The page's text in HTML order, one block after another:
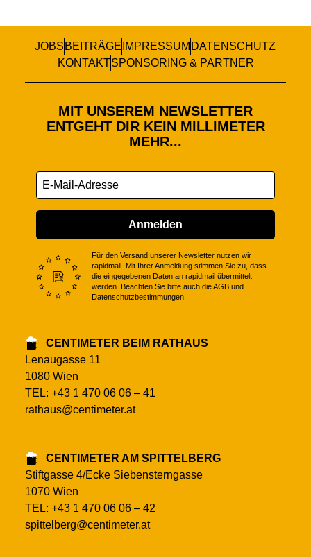
JOBS BEITRÄGE IMPRESSUM DATENSCHUTZ
KONTAKTSPONSORING & PARTNER
MIT UNSEREM NEWSLETTER
ENTGEHT DIR KEIN MILLIMETER
MEHR...
Anmelden
Für den Versand unserer Newsletter nutzen wir
rapidmail. Mit Ihrer Anmeldung stimmen Sie zu, dass
die eingegebenen Daten an rapidmail übermittelt
werden. Beachten Sie bitte auch die AGB und
Datenschutzbestimmungen.
CENTIMETER BEIM RATHAUS
Lenaugasse 11
1080 Wien
TEL: +43 1 470 06 06 – 41
rathaus@centimeter.at
CENTIMETER AM SPITTELBERG
Stiftgasse 4/Ecke Siebensterngasse
1070 Wien
TEL: +43 1 470 06 06 – 42
spittelberg@centimeter.at